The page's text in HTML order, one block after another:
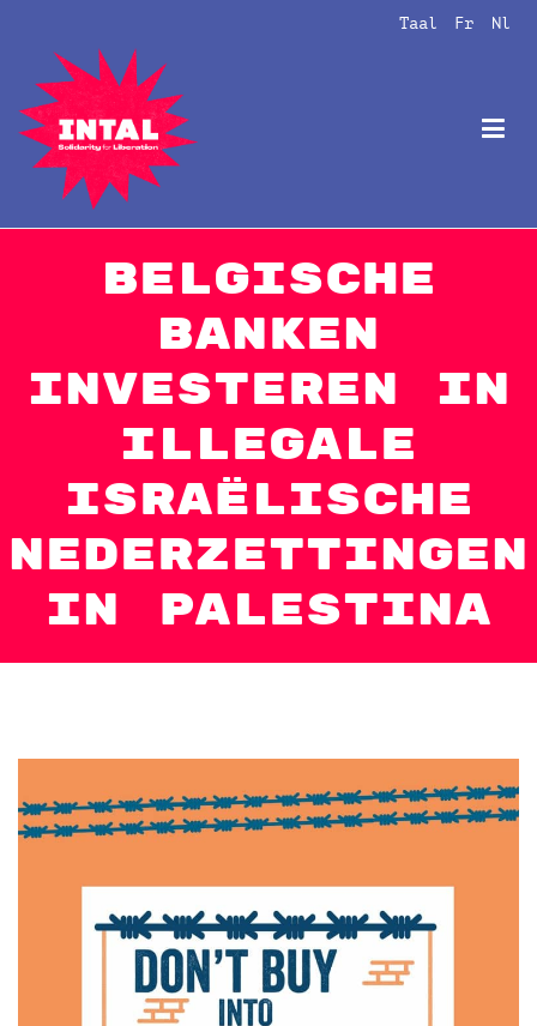
springen
Taal Fr Nl
Intal
Globalize Solidarity!
Belgische
banken
investeren in
illegale
Israëlische
nederzettingen
in Palestina